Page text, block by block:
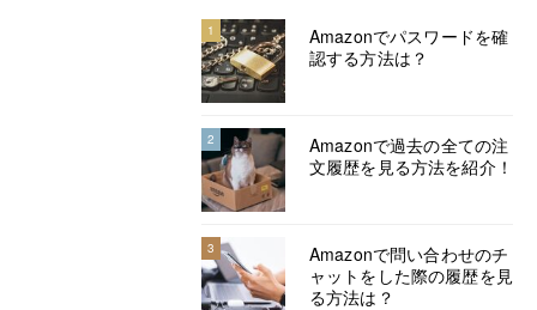
1
Amazonでパスワードを確
認する方法は？
2
Amazonで過去の全ての注
文履歴を見る方法を紹介！
3
Amazonで問い合わせのチ
ャットをした際の履歴を見
る方法は？